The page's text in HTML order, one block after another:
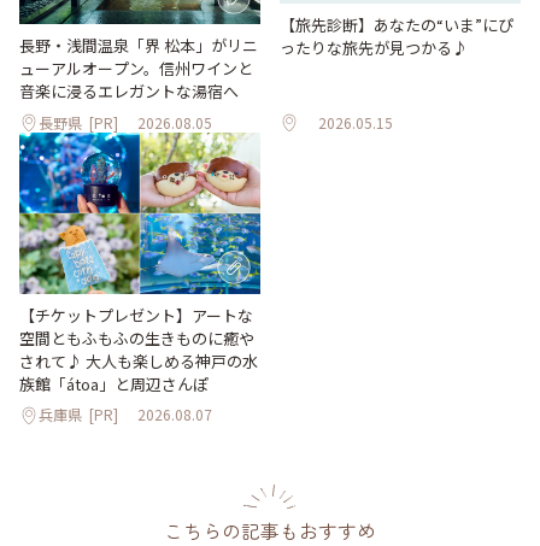
長野・浅間温泉「界 松本」がリニ
ューアルオープン。信州ワインと
音楽に浸るエレガントな湯宿へ
長野県 [PR] 2026.08.05
【旅先診断】あなたの“いま”にぴ
ったりな旅先が見つかる♪
2026.05.15
【チケットプレゼント】アートな
空間ともふもふの生きものに癒や
されて♪ 大人も楽しめる神戸の水
族館「átoa」と周辺さんぽ
兵庫県 [PR] 2026.08.07
こちらの記事もおすすめ